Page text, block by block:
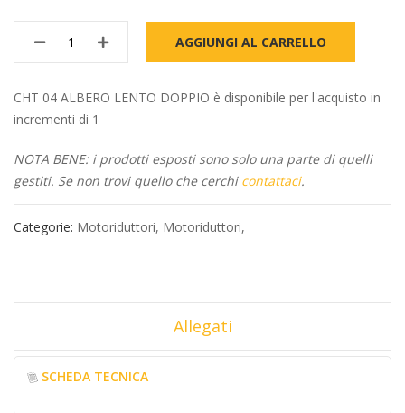
AGGIUNGI AL CARRELLO
CHT 04 ALBERO LENTO DOPPIO è disponibile per l'acquisto in
incrementi di 1
NOTA BENE: i prodotti esposti sono solo una parte di quelli
gestiti. Se non trovi quello che cerchi contattaci.
Categorie: Motoriduttori, Motoriduttori,
Allegati
SCHEDA TECNICA